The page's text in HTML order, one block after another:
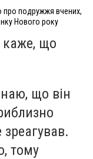
про подружжя вчених,
Нового року
каже, що
що він
тому